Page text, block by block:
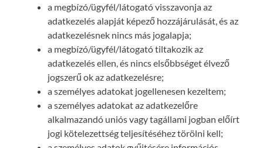
a megbízó/ügyfél/látogató visszavonja az
adatkezelés alapját képező hozzájárulását, és az
adatkezelésnek nincs más jogalapja;
a megbízó/ügyfél/látogató tiltakozik az
adatkezelés ellen, és nincs elsőbbséget élvező
jogszerű ok az adatkezelésre;
a személyes adatokat jogellenesen kezeltem;
a személyes adatokat az adatkezelőre
alkalmazandó uniós vagy tagállami jogban előírt
jogi kötelezettség teljesítéséhez törölni kell;